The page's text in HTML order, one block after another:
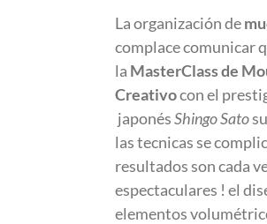
La organización de
complace comunicar
la MasterClassde
Creativocon el
japonésShingo Sato
las tecnicas se
resultados son cada
espectaculares ! el
elementos